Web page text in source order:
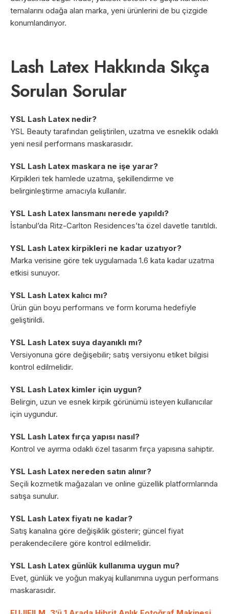
temalarını odağa alan marka, yeni ürünlerini de bu çizgide
konumlandırıyor.
Lash Latex Hakkında Sıkça
Sorulan Sorular
YSL Lash Latex nedir?
YSL Beauty tarafından geliştirilen, uzatma ve esneklik odaklı
yeni nesil performans maskarasıdır.
YSL Lash Latex maskara ne işe yarar?
Kirpikleri tek hamlede uzatma, şekillendirme ve
belirginleştirme amacıyla kullanılır.
YSL Lash Latex lansmanı nerede yapıldı?
İstanbul’da Ritz-Carlton Residences’ta özel davetle tanıtıldı.
YSL Lash Latex kirpikleri ne kadar uzatıyor?
Marka verisine göre tek uygulamada 1.6 kata kadar uzatma
etkisi sunuyor.
YSL Lash Latex kalıcı mı?
Ürün gün boyu performans ve form koruma hedefiyle
geliştirildi.
YSL Lash Latex suya dayanıklı mı?
Versiyonuna göre değişebilir; satış versiyonu etiket bilgisi
kontrol edilmelidir.
YSL Lash Latex kimler için uygun?
Belirgin, uzun ve esnek kirpik görünümü isteyen kullanıcılar
için uygundur.
YSL Lash Latex fırça yapısı nasıl?
Kontrol ve ayırma odaklı özel tasarım fırça yapısına sahiptir.
YSL Lash Latex nereden satın alınır?
Seçili kozmetik mağazaları ve online güzellik platformlarında
satışa sunulur.
YSL Lash Latex fiyatı ne kadar?
Satış kanalına göre değişiklik gösterir; güncel fiyat
perakendecilere göre kontrol edilmelidir.
YSL Lash Latex günlük kullanıma uygun mu?
Evet, günlük ve yoğun makyaj kullanımına uygun performans
maskarasıdır.